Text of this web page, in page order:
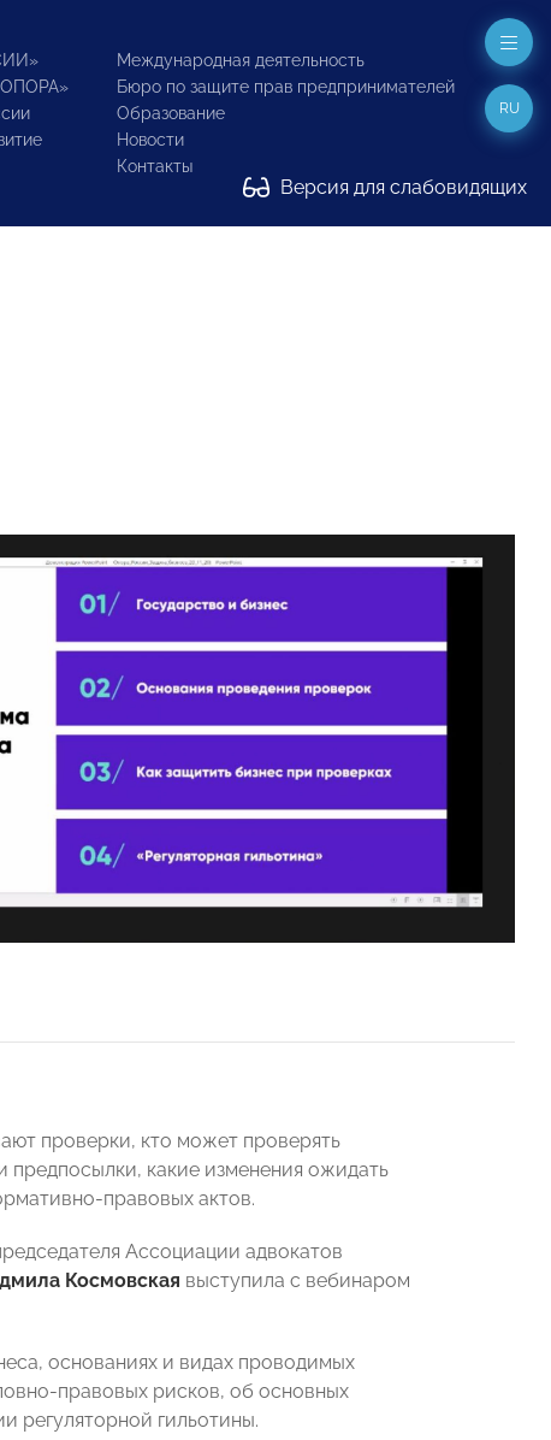
Международная деятельность
Бюро по защите прав предпринимателей
Образование
Новости
Контакты
Версия для слабовидящих
RU
проверки, кто может проверять
предпосылки, какие изменения ожидать
правовых актов.
Ассоциации адвокатов
Космовская выступила с вебинаром
основаниях и видах проводимых
правовых рисков, об основных
регуляторной гильотины.